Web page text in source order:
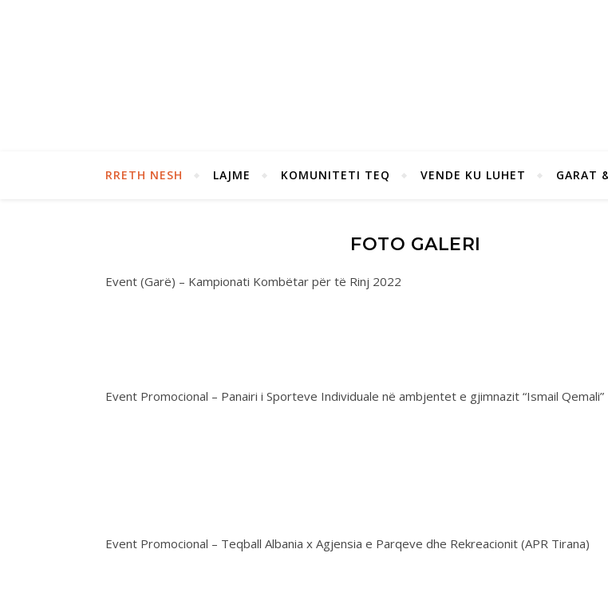
RRETH NESH LAJME KOMUNITETI TEQ VENDE KU LUHET GARAT
FOTO GALERI
Event (Garë) – Kampionati Kombëtar për të Rinj 2022
Event Promocional – Panairi i Sporteve Individuale në ambjentet e gjimnazit “Ismail Qemali”
Event Promocional – Teqball Albania x Agjensia e Parqeve dhe Rekreacionit (APR Tirana)